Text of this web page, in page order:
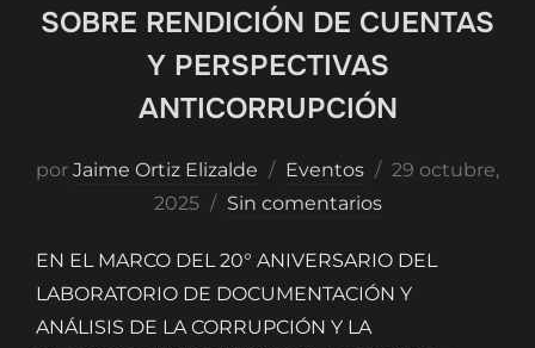
SOBRE RENDICIÓN DE CUENTAS
Y PERSPECTIVAS
ANTICORRUPCIÓN
por Jaime Ortiz Elizalde Eventos
Publicado
29 octubre,
2025
Sin comentarios
EN EL MARCO DEL 20° ANIVERSARIO DEL
LABORATORIO DE DOCUMENTACIÓN Y
ANÁLISIS DE LA CORRUPCIÓN Y LA